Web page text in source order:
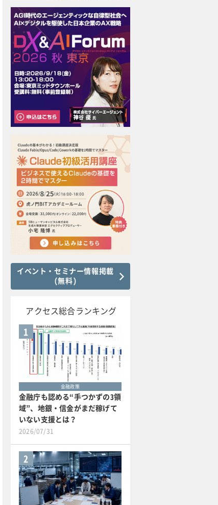
イベント・セミナー情報掲載
(無料)
アクセス総合ランキング
1
金融政策
金融庁も認める“手つかずの3領
域”、地銀・信金がまだ稼げて
いない支援とは？
2026/07/31
2